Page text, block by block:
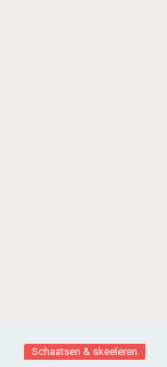
Schaatsen & skeeleren